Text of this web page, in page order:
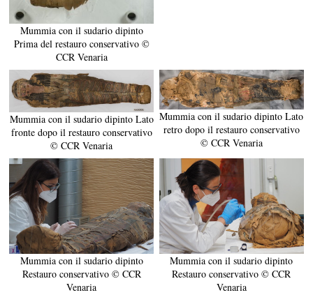
Mummia con il sudario dipinto
Prima del restauro conservativo ©
CCR Venaria
Mummia con il sudario dipinto Lato
fronte dopo il restauro conservativo
© CCR Venaria
Mummia con il sudario dipinto Lato
retro dopo il restauro conservativo
© CCR Venaria
Mummia con il sudario dipinto
Restauro conservativo © CCR
Venaria
Mummia con il sudario dipinto
Restauro conservativo © CCR
Venaria